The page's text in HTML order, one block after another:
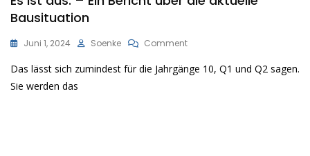
Bausituation
Juni 1, 2024 Soenke CommentOn
Ist
Das lässt sich zumindest für die Jahrgänge 10, Q1 und Q2 sagen.
Sie werden das